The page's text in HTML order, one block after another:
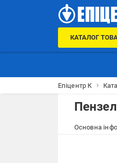
КАТАЛОГ
Епіцентр К
Основна